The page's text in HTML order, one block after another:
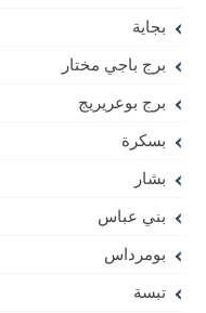
بجاية
برج باجي مختار
برج بوعريريج
بسكرة
بشار
بني عباس
بومرداس
تبسة